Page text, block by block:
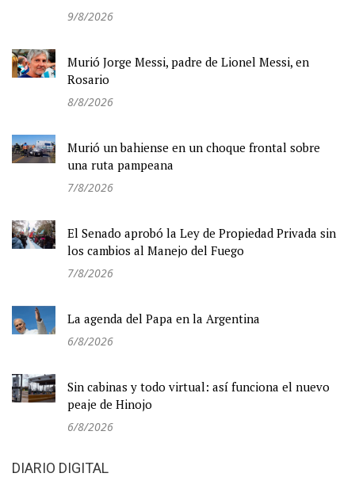
9/8/2026
Murió Jorge Messi, padre de Lionel Messi, en
Rosario
8/8/2026
Murió un bahiense en un choque frontal sobre
una ruta pampeana
7/8/2026
El Senado aprobó la Ley de Propiedad Privada sin
los cambios al Manejo del Fuego
7/8/2026
La agenda del Papa en la Argentina
6/8/2026
Sin cabinas y todo virtual: así funciona el nuevo
peaje de Hinojo
6/8/2026
DIARIO DIGITAL